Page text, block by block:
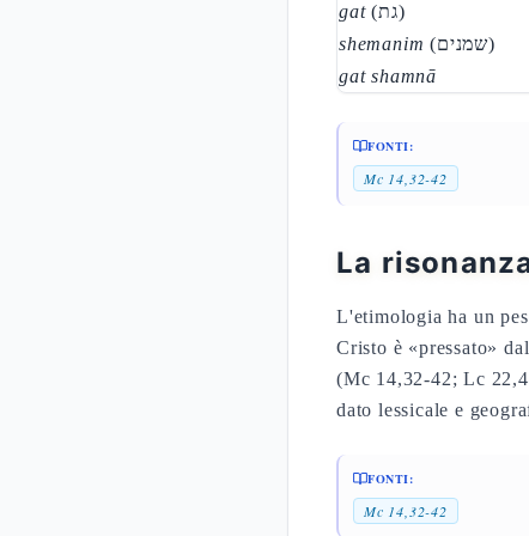
gat
(גת)
shemanim
(שמנים)
gat shamnā
FONTI:
Mc 14,32-42
La
L'etimologia ha un
Cristo è «pressato»
(Mc 14,32-42; Lc
dato lessicale e
FONTI:
Mc 14,32-42